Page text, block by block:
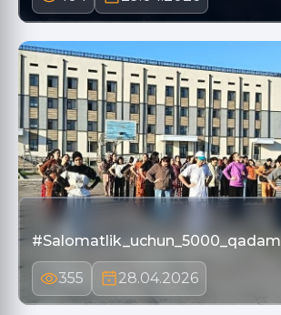
#Salomatlik_uchun_5000_qadam
355 28.04.2026